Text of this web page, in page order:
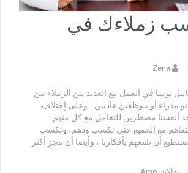
زملاءك في
Zena
يوميا في العمل مع العديد من الزملاء من
مدراء أو موظفين عاديين ، وعلى إختلاف
أنفسنا مضطرين للتعامل مع كل منهم
مع الجميع حتى نكسب ودهم، ونكسب
أن نقنعهم بأفكارنا ، وأيضا أن ننجز أكثر